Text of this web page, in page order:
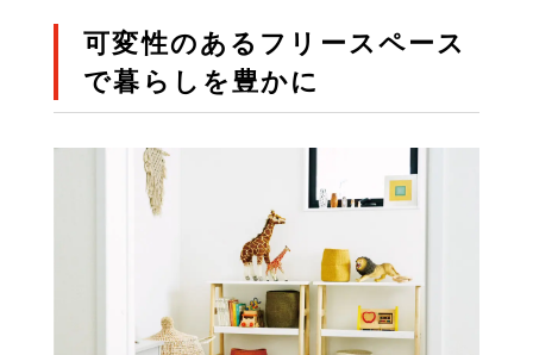
可変性のあるフリースペース
で暮らしを豊かに